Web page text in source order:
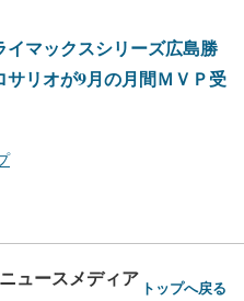
イマックスシリーズ広島勝
リオが9月の月間ＭＶＰ受
ュースメディア トップへ戻る